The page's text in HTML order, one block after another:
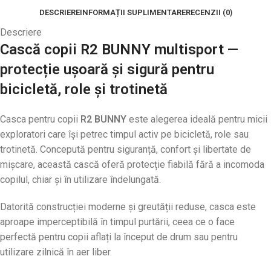
DESCRIEREINFORMAȚII SUPLIMENTARERECENZII (0)
Descriere
Cască copii R2 BUNNY multisport —
protecție ușoară și sigură pentru
bicicletă, role și trotinetă
Casca pentru copii R2 BUNNY este alegerea ideală pentru micii
exploratori care își petrec timpul activ pe bicicletă, role sau
trotinetă. Concepută pentru siguranță, confort și libertate de
mișcare, această cască oferă protecție fiabilă fără a incomoda
copilul, chiar și în utilizare îndelungată.
Datorită construcției moderne și greutății reduse, casca este
aproape imperceptibilă în timpul purtării, ceea ce o face
perfectă pentru copii aflați la început de drum sau pentru
utilizare zilnică în aer liber.